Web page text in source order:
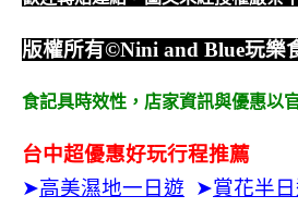
版權所有©Nini and Blue玩樂
食記具時效性， 店家資訊與優惠以
台中超優惠好玩行程推薦
➤高美濕地一日遊 ➤賞花半